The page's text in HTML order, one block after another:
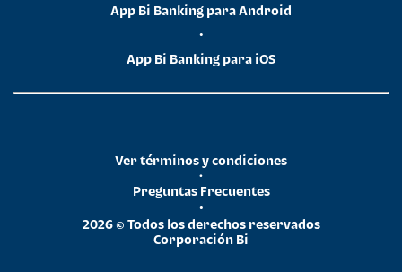
App Bi Banking para Android
•
App Bi Banking para iOS
2026 © Todos los derechos reservados
Corporación Bi
•
Preguntas Frecuentes
•
Ver términos y condiciones